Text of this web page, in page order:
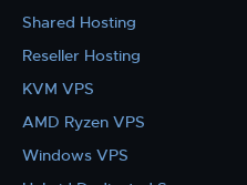
Shared Hosting
Reseller Hosting
KVM VPS
AMD Ryzen VPS
Windows VPS